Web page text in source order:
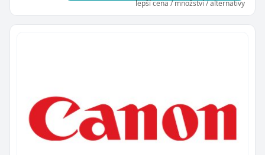
lepší cena / množství / alternativy